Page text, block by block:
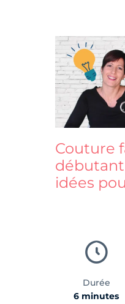
Couture
débutant
idées
Durée
6 minutes